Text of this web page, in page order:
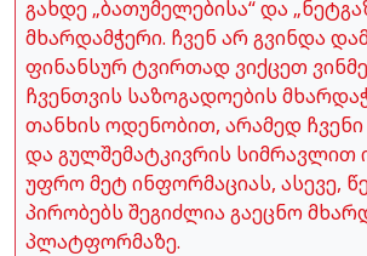
გახდე „ბათუმელებისა“ და
მხარდამჭერი. ჩვენ არ გვინდა
ფინანსურ ტვირთად ვიქცეთ
ჩვენთვის საზოგადოების
თანხის ოდენობით, არამედ
და გულშემატკივრის სიმრავლით
უფრო მეტ ინფორმაციას, ასევე,
პირობებს შეგიძლია გაეცნო
პლატფორმაზე.